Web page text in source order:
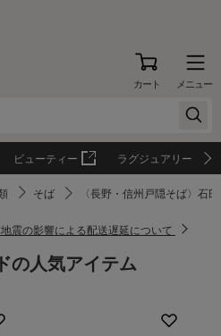
カート メニュー
ビューティー ラグジュアリー
そば 〈長野・信州戸隠そば〉石
震の影響による配送遅延について
の人気アイテム